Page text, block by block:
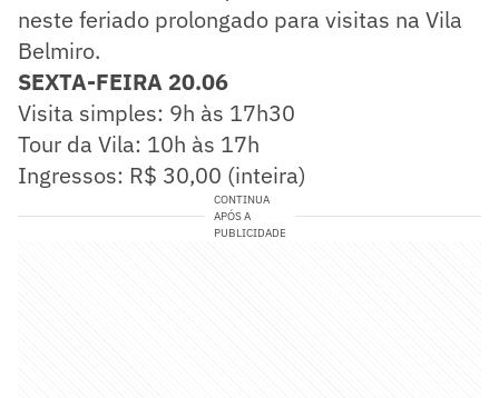
neste feriado prolongado para visitas na Vila
Belmiro.
SEXTA-FEIRA 20.06
Visita simples: 9h às 17h30
Tour da Vila: 10h às 17h
Ingressos: R$ 30,00 (inteira)
CONTINUA
APÓS A
PUBLICIDADE